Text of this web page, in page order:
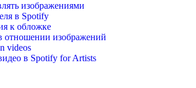
изображениями
в Spotify
к обложке
отношении изображений
videos
в Spotify for Artists